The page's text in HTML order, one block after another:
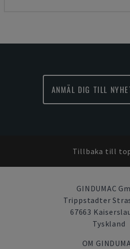
ANMÄL DIG TILL
Tillbaka till
GINDUMAC
Trippstadter
67663
Tyskland
OM